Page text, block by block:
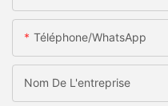
Téléphone/WhatsApp
Nom De L'entreprise